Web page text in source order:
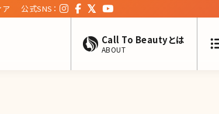
公式SNS：
Call To Beautyとは
ABOUT